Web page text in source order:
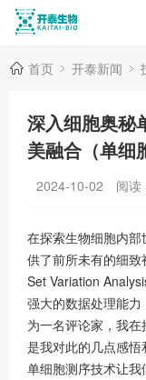
首页 开泰新闻
深入细胞奥秘
美融合（单细
2024-10-02 阅读
在探索生物细胞内
供了前所未有的细
Set Variation
强大的数据处理能
为一名评论家，我
是我对此的几点感悟
单细胞测序技术让